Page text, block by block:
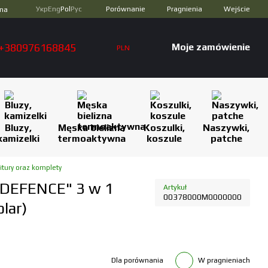
УкрEngPol Рус Porównanie Pragnienia Wejście
+380976168845 PLN Moje zamówienie
Bluzy,
Męska bielizna
termoaktywna
Koszulki,
koszule
Naszywki,
patche
oraz komplety
3 w 1
Artykuł
00378000M0000000
Dla porównania W pragnieniach